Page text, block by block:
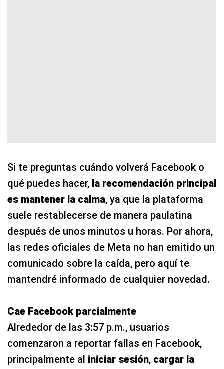
Si te preguntas cuándo volverá Facebook o
qué puedes hacer, la recomendación principal
es mantener la calma, ya que la plataforma
suele restablecerse de manera paulatina
después de unos minutos u horas. Por ahora,
las redes oficiales de Meta no han emitido un
comunicado sobre la caída, pero aquí te
mantendré informado de cualquier novedad.
Cae Facebook parcialmente
Alrededor de las 3:57 p.m., usuarios
comenzaron a reportar fallas en Facebook,
principalmente al iniciar sesión, cargar la